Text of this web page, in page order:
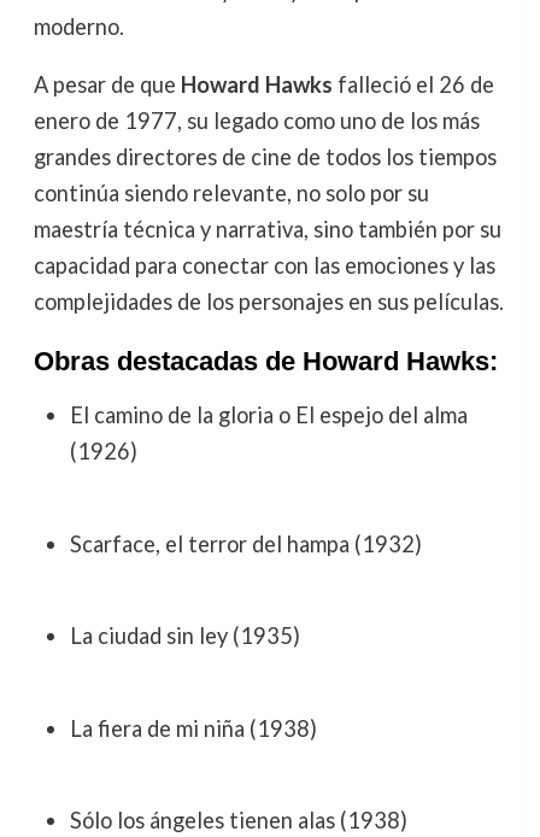
moderno.
A pesar de que Howard Hawks falleció el 26 de
enero de 1977, su legado como uno de los más
grandes directores de cine de todos los tiempos
continúa siendo relevante, no solo por su
maestría técnica y narrativa, sino también por su
capacidad para conectar con las emociones y las
complejidades de los personajes en sus películas.
Obras destacadas de Howard Hawks:
El camino de la gloria o El espejo del alma
(1926)
Scarface, el terror del hampa (1932)
La ciudad sin ley (1935)
La fiera de mi niña (1938)
Sólo los ángeles tienen alas (1938)